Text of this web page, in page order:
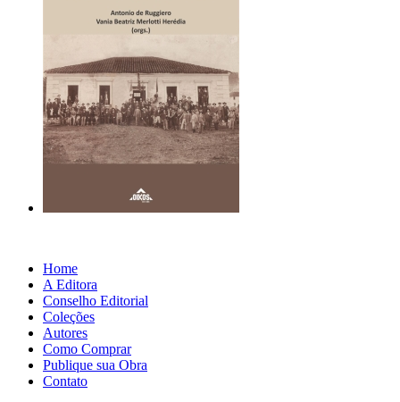
Home
A Editora
Conselho Editorial
Coleções
Autores
Como Comprar
Publique sua Obra
Contato